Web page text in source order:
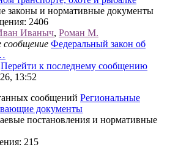
законы и нормативные документы
: 2406
Иваныч, Роман М.
сообщение Федеральный закон об
Перейти к последнему сообщению
13:52
Региональные
документы
постановления и нормативные
: 215